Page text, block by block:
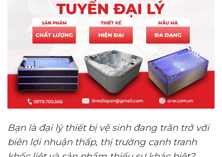
Bạn là đại lý thiết bị vệ sinh đang trăn trở với
biên lợi nhuận thấp, thị trường cạnh tranh